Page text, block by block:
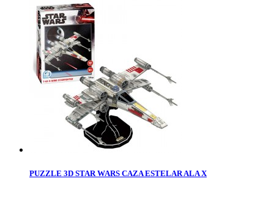
PUZZLE 3D STAR WARS CAZA ESTELAR ALA X